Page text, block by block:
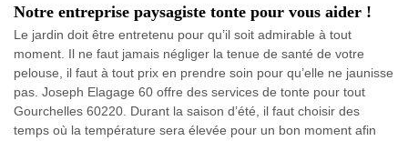
Notre entreprise paysagiste tonte pour vous aider !
Le jardin doit être entretenu pour qu’il soit admirable à tout
moment. Il ne faut jamais négliger la tenue de santé de votre
pelouse, il faut à tout prix en prendre soin pour qu’elle ne jaunisse
pas. Joseph Elagage 60 offre des services de tonte pour tout
Gourchelles 60220. Durant la saison d’été, il faut choisir des
temps où la température sera élevée pour un bon moment afin